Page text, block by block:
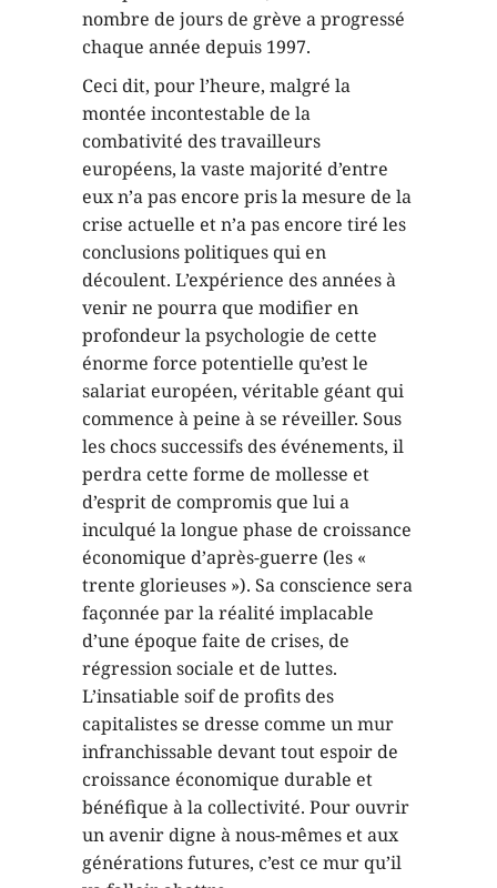
nombre de jours de grève a progressé
chaque année depuis 1997.
Ceci dit, pour l’heure, malgré la
montée incontestable de la
combativité des travailleurs
européens, la vaste majorité d’entre
eux n’a pas encore pris la mesure de la
crise actuelle et n’a pas encore tiré les
conclusions politiques qui en
découlent. L’expérience des années à
venir ne pourra que modifier en
profondeur la psychologie de cette
énorme force potentielle qu’est le
salariat européen, véritable géant qui
commence à peine à se réveiller. Sous
les chocs successifs des événements, il
perdra cette forme de mollesse et
d’esprit de compromis que lui a
inculqué la longue phase de croissance
économique d’après-guerre (les «
trente glorieuses »). Sa conscience sera
façonnée par la réalité implacable
d’une époque faite de crises, de
régression sociale et de luttes.
L’insatiable soif de profits des
capitalistes se dresse comme un mur
infranchissable devant tout espoir de
croissance économique durable et
bénéfique à la collectivité. Pour ouvrir
un avenir digne à nous-mêmes et aux
générations futures, c’est ce mur qu’il